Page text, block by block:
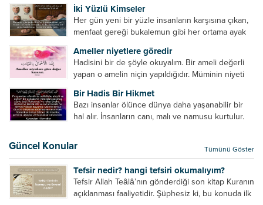
küçümseyeceksiniz. ...
küfretmek, sövmek, onların günah ve kusurlarını
zikretmek ölüye zarar vermez, fayda da vermez....
İki Yüzlü Kimseler
Her gün yeni bir yüzle insanların karşısına çıkan,
menfaat gereği bukalemun gibi her ortama ayak
insan grubudur. Müminlerin yanında mümin gibi
duran,...
Ameller niyetlere göredir
Hadisini bir de şöyle okuyalım. Bir ameli değerli
yapan o amelin niçin yapıldığıdır. Müminin niyeti
namazın hiçbir değeri yoktur. Gösteriş için
okunan ezanın hiçbir...
Bir Hadis Bir Hikmet
Bazı insanlar ölünce dünya daha yaşanabilir bir
hal alır. İnsanların canı, malı ve namusu kurtulur.
kurtulur. Ağaçlar onun zulmünden kurtulur....
Güncel Konular Tümünü Göster
Tefsir nedir? hangi tefsiri okumalıyım?
Tefsir Allah Teâlâ’nın gönderdiği son kitap Kuranın
açıklanması faaliyetidir. Şüphesiz ki, bu konuda ilk